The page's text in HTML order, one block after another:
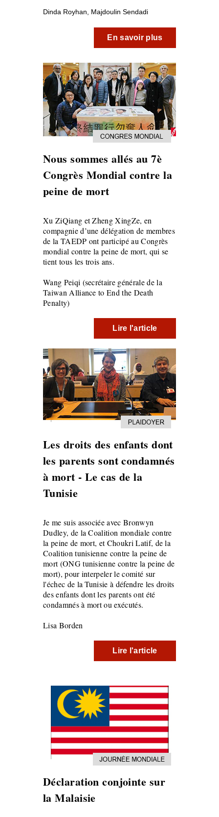
Dinda Royhan, Majdoulin Sendadi
En savoir plus
Nous sommes allés au 7è
Congrès Mondial contre la
peine de mort
Xu ZiQiang et Zheng XingZe, en
compagnie d’une délégation de membres
de la TAEDP ont participé au Congrès
mondial contre la peine de mort, qui se
tient tous les trois ans.
Wang Peiqi (secrétaire générale de la
Taiwan Alliance to End the Death
Penalty)
Lire l'article
Les droits des enfants dont
les parents sont condamnés
à mort - Le cas de la
Tunisie
Je me suis associée avec Bronwyn
Dudley, de la Coalition mondiale contre
la peine de mort, et Choukri Latif, de la
Coalition tunisienne contre la peine de
mort (ONG tunisienne contre la peine de
mort), pour interpeler le comité sur
l'échec de la Tunisie à défendre les droits
des enfants dont les parents ont été
condamnés à mort ou exécutés.
Lisa Borden
Lire l'article
Déclaration conjointe sur
la Malaisie